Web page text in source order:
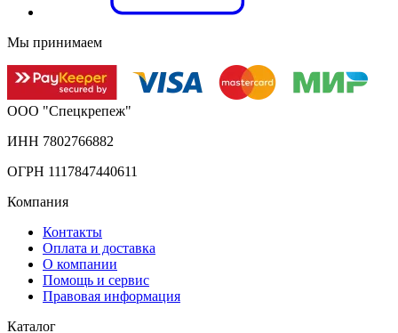
Мы принимаем
ООО "Спецкрепеж"
ИНН 7802766882
ОГРН 1117847440611
Компания
Контакты
Оплата и доставка
О компании
Помощь и сервис
Правовая информация
Каталог